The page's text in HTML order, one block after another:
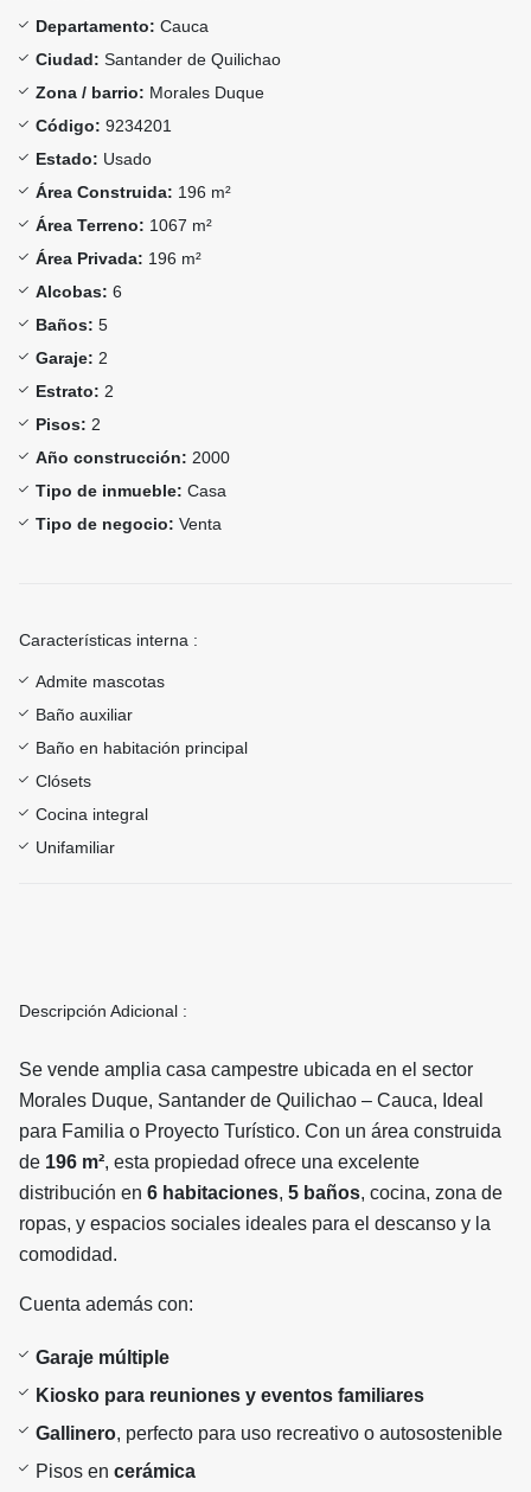
Departamento: Cauca
Ciudad: Santander de Quilichao
Zona / barrio: Morales Duque
Código: 9234201
Estado: Usado
Área Construida: 196 m²
Área Terreno: 1067 m²
Área Privada: 196 m²
Alcobas: 6
Baños: 5
Garaje: 2
Estrato: 2
Pisos: 2
Año construcción: 2000
Tipo de inmueble: Casa
Tipo de negocio: Venta
Características interna :
Admite mascotas
Baño auxiliar
Baño en habitación principal
Clósets
Cocina integral
Unifamiliar
Descripción Adicional :
Se vende amplia casa campestre ubicada en el sector
Morales Duque, Santander de Quilichao – Cauca, Ideal
para Familia o Proyecto Turístico. Con un área construida
de 196 m², esta propiedad ofrece una excelente
distribución en 6 habitaciones, 5 baños, cocina, zona de
ropas, y espacios sociales ideales para el descanso y la
comodidad.
Cuenta además con:
Garaje múltiple
Kiosko para reuniones y eventos familiares
Gallinero, perfecto para uso recreativo o autosostenible
Pisos en cerámica